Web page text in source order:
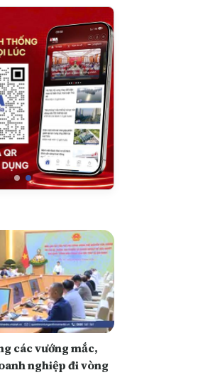
các vướng mắc,
nghiệp đi vòng